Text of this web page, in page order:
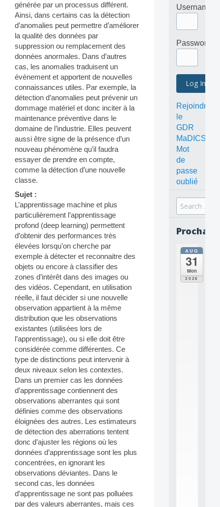
générée par un processus différent.
Ainsi, dans certains cas la détection
d’anomalies peut permettre d’améliorer
la qualité des données par
suppression ou remplacement des
données anormales. Dans d’autres
cas, les anomalies traduisent un
événement et apportent de nouvelles
connaissances utiles. Par exemple, la
détection d’anomalies peut prévenir un
dommage matériel et donc inciter à la
maintenance préventive dans le
domaine de l’industrie. Elles peuvent
aussi être signe de la présence d’un
nouveau phénomène qu’il faudra
essayer de prendre en compte,
comme la détection d’une nouvelle
classe.
Sujet :
L’apprentissage machine et plus
particulièrement l’apprentissage
profond (deep learning) permettent
d’obtenir des performances très
élevées lorsqu’on cherche par
exemple à détecter et reconnaitre des
objets ou encore à classifier des
zones d’intérêt dans des images ou
des vidéos. Cependant, en utilisation
réelle, il faut décider si une nouvelle
observation appartient à la même
distribution que les observations
existantes (utilisées lors de
l’apprentissage), ou si elle doit être
considérée comme différentes. Ce
type de distinctions peut intervenir à
deux niveaux selon les contextes.
Dans un premier cas les données
d’apprentissage contiennent des
observations aberrantes qui sont
définies comme des observations
éloignées des autres. Les estimateurs
de détection des aberrations tentent
donc d’ajuster les régions où les
données d’apprentissage sont les plus
concentrées, en ignorant les
observations déviantes. Dans le
second cas, les données
d’apprentissage ne sont pas polluées
par des valeurs aberrantes, mais ces
Username
Password
Rejoindre
le
GDR
MaDICS
Mot
de
passe
oublié
Search
for:
AUG
31
Mon
2026